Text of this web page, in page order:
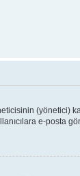
(yönetici)
e-posta